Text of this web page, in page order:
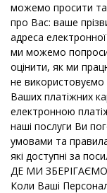
можемо просити та
про Вас: ваше
адреса
ми можемо
оцінити, як ми
не використовуємо
Ваших платіжних
електронною
наші послуги Ви
умовами та
які доступні за
ДЕ МИ
Коли Ваші